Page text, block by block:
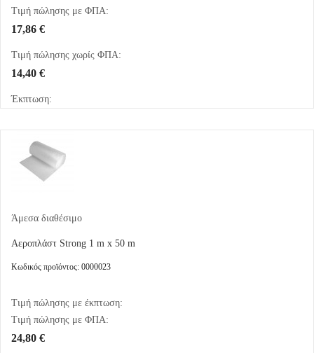
Τιμή πώλησης με ΦΠΑ:
17,86 €
Τιμή πώλησης χωρίς ΦΠΑ:
14,40 €
Έκπτωση:
Άμεσα διαθέσιμο
Αεροπλάστ Strong 1 m x 50 m
Κωδικός προϊόντος: 0000023
Τιμή πώλησης με έκπτωση:
Τιμή πώλησης με ΦΠΑ:
24,80 €